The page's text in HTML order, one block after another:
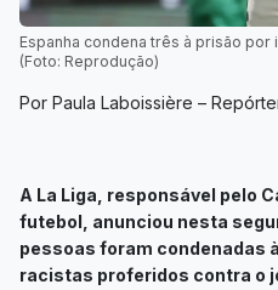
Espanha condena três à prisão
(Foto: Reprodução)
Por Paula Laboissière –
A La Liga, responsável pelo
futebol, anunciou nesta
pessoas foram condenadas
racistas proferidos contra o